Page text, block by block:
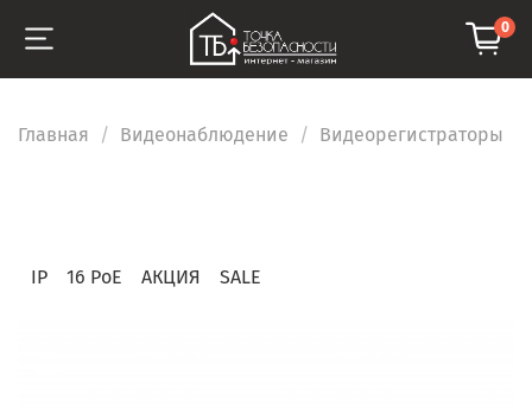
0
Главная Видеонаблюдение Видеорегистраторы
IP 16 PoE АКЦИЯ SALE